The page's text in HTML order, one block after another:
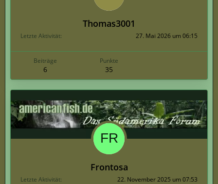
Thomas3001
Letzte Aktivität 27. Mai 2026 um 06:15
Beiträge
6
Punkte
35
Frontosa
Letzte Aktivität 22. November 2025 um 07:53